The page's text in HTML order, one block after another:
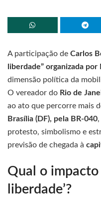
A participação de Carlos
liberdade” organizada
dimensão política da
O vereador do Rio de
ao ato que percorre mais
Brasília (DF), pela BR-040
protesto, simbolismo e
previsão de chegada à
Qual o impacto
liberdade’?